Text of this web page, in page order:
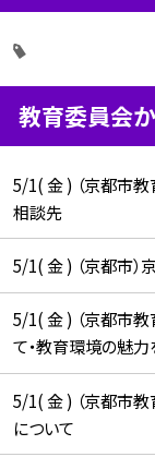
教育委員会
5/1( 金 ) （京都市教
相談先
5/1( 金 ) （京都市
5/1( 金 ) （京都市教
て・教育環境の魅
5/1( 金 ) （京都市
について